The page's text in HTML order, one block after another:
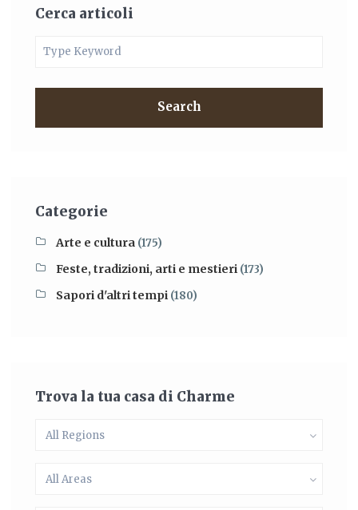
Cerca articoli
Search
Categorie
Arte e cultura (175)
Feste, tradizioni, arti e mestieri (173)
Sapori d'altri tempi (180)
Trova la tua casa di Charme
All Regions
All Areas